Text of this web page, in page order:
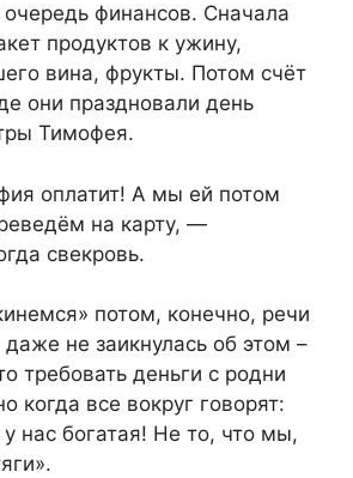
финансов. Сначала
продуктов к ужину,
вина, фрукты. Потом счёт
они праздновали день
Тимофея.
оплатит! А мы ей потом
на карту, —
свекровь.
потом, конечно, речи
не заикнулась об этом –
требовать деньги с родни
когда все вокруг говорят:
нас богатая! Не то, что мы,